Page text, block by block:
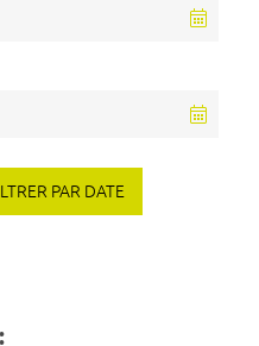
PAR DATE